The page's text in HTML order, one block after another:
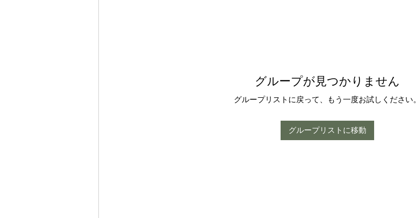
グループが見つかりません
グループリストに戻って、もう一度お試しください。
グループリストに移動